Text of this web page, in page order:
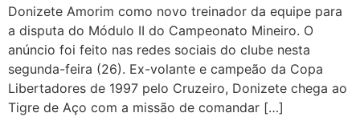
Donizete Amorim como novo treinador da equipe para
a disputa do Módulo II do Campeonato Mineiro. O
anúncio foi feito nas redes sociais do clube nesta
segunda-feira (26). Ex-volante e campeão da Copa
Libertadores de 1997 pelo Cruzeiro, Donizete chega ao
Tigre de Aço com a missão de comandar […]